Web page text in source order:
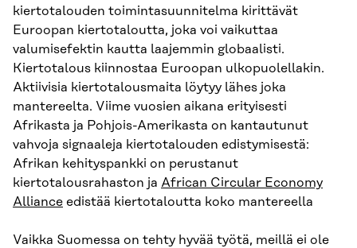
kiertotalouden toimintasuunnitelma kirittävät
Euroopan kiertotaloutta, joka voi vaikuttaa
valumisefektin kautta laajemmin globaalisti.
Kiertotalous kiinnostaa Euroopan ulkopuolellakin.
Aktiivisia kiertotalousmaita löytyy lähes joka
mantereelta. Viime vuosien aikana erityisesti
Afrikasta ja Pohjois-Amerikasta on kantautunut
vahvoja signaaleja kiertotalouden edistymisestä:
Afrikan kehityspankki on perustanut
kiertotalousrahaston ja African Circular Economy
Alliance edistää kiertotaloutta koko mantereella
Vaikka Suomessa on tehty hyvää työtä, meillä ei ole